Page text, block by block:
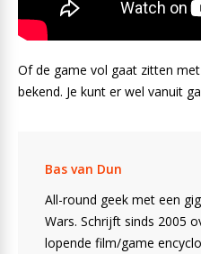
Of de game vol gaat zitten
bekend. Je kunt er wel vanuit
Bas van Dun
All-round geek met een
Wars. Schrijft sinds 2005
lopende film/game